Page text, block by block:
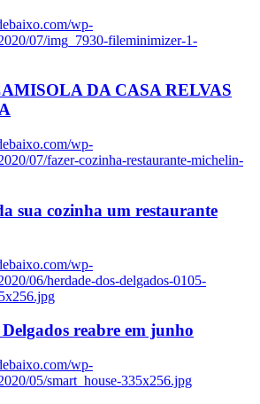
wp-
07/img_7930-fileminimizer-1-
DA CASA RELVAS
wp-
07/fazer-cozinha-restaurante-michelin-
sua cozinha um restaurante
wp-
06/herdade-dos-delgados-0105-
reabre em junho
wp-
05/smart_house-335x256.jpg